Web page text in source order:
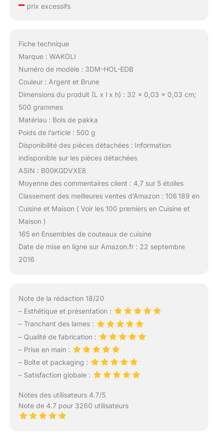
–prix excessifs
Fiche technique
Marque : WAKOLI
Numéro de modèle : 3DM-HOL-EDB
Couleur : Argent et Brune
Dimensions du produit (L x l x h) : 32 x 0,03 x 0,03 cm;
500 grammes
Matériau : Bois de pakka
Poids de l’article : 500 g
Disponibilité des pièces détachées : Information
indisponible sur les pièces détachées
ASIN : B00KGDVXE8
Moyenne des commentaires client : 4,7 sur 5 étoiles
Classement des meilleures ventes d’Amazon : 106 189 en
Cuisine et Maison ( Voir les 100 premiers en Cuisine et
Maison )
165 en Ensembles de couteaux de cuisine
Date de mise en ligne sur Amazon.fr : 22 septembre
2016
Note de la rédaction 18/20
– Esthétique et présentation :
– Tranchant des lames :
– Qualité de fabrication :
– Prise en main :
– Boîte et packaging :
– Satisfaction globale :
Notes des utilisateurs 4.7/5
Note de 4.7 pour 3260 utilisateurs